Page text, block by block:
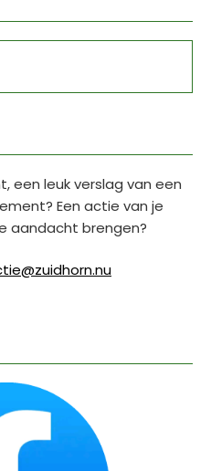
een leuk verslag van een
Een actie van je
aandacht brengen?